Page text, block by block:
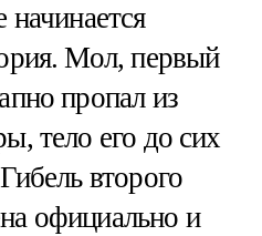
начинается
Мол, первый
пропал из
тело его до сих
второго
официально и